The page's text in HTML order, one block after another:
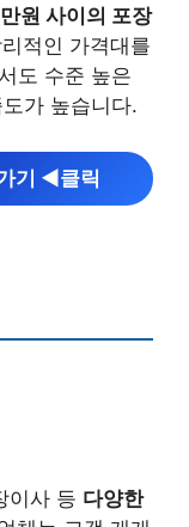
원 사이의 포장
적인 가격대를
도 수준 높은
가 높습니다.
기 ◀︎클릭
이사 등 다양한